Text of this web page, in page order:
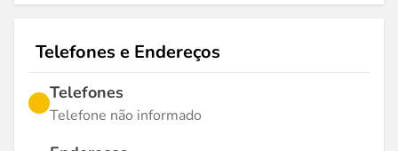
Telefones e Endereços
Telefones
Telefone não informado